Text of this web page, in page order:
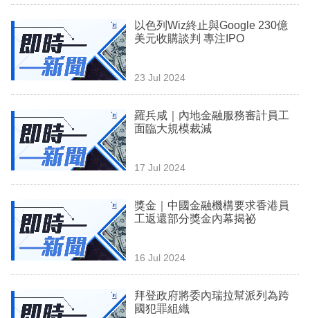
時
事
訂
閱
以色列Wiz終止與Google 230億
美元收購談判 專注IPO
23 Jul 2024
羅兵咸｜內地金融服務審計員工
面臨大規模裁減
17 Jul 2024
獎金｜中國金融機構要求香港員
工返還部分獎金內幕揭祕
16 Jul 2024
拜登政府將委內瑞拉幫派列為跨
國犯罪組織